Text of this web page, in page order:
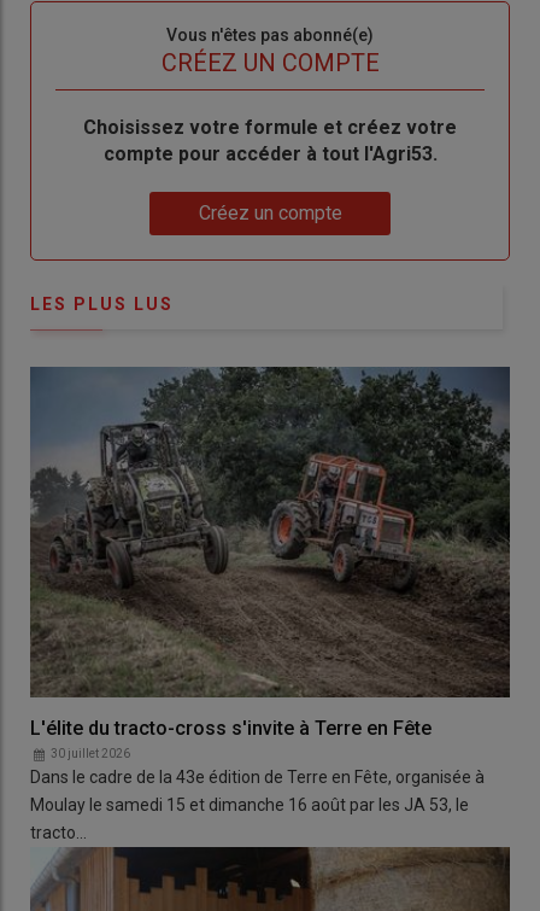
Vous n'êtes pas abonné(e)
CRÉEZ UN COMPTE
BodyChoisissez votre formule et créez votre
compte pour accéder à tout l'Agri53.
Créez un compte
LES PLUS LUS
L'élite du tracto-cross s'invite à Terre en Fête
30 juillet 2026
Dans le cadre de la 43e édition de Terre en Fête, organisée à
Moulay le samedi 15 et dimanche 16 août par les JA 53, le
tracto…